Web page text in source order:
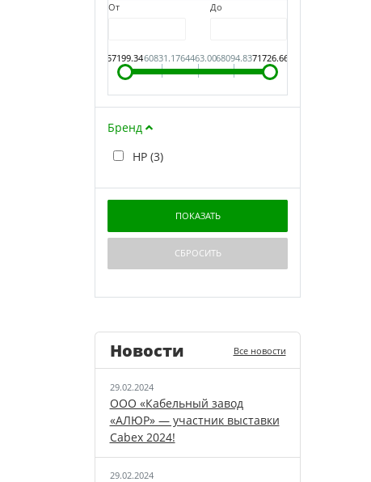
От До
57199.3460831.1764463.0068094.8371726.66
Бренд
HP (3)
Новости Все новости
29.02.2024
ООО «Кабельный завод
«АЛЮР» — участник выставки
Cabex 2024!
29.02.2024